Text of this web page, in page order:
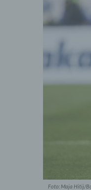
Foto: Maja Hitij/